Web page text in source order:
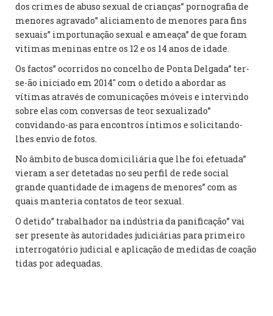
dos crimes de abuso sexual de crianças” pornografia de
menores agravado” aliciamento de menores para fins
sexuais” importunação sexual e ameaça” de que foram
vitimas meninas entre os 12 e os 14 anos de idade.
Os factos” ocorridos no concelho de Ponta Delgada” ter-
se-ão iniciado em 2014″ com o detido a abordar as
vítimas através de comunicações móveis e intervindo
sobre elas com conversas de teor sexualizado”
convidando-as para encontros íntimos e solicitando-
lhes envio de fotos.
No âmbito de busca domiciliária que lhe foi efetuada”
vieram a ser detetadas no seu perfil de rede social
grande quantidade de imagens de menores” com as
quais manteria contatos de teor sexual.
O detido” trabalhador na indústria da panificação” vai
ser presente às autoridades judiciárias para primeiro
interrogatório judicial e aplicação de medidas de coação
tidas por adequadas.